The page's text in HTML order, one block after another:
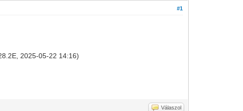
#1
2025-05-22 14:16)
Válaszol